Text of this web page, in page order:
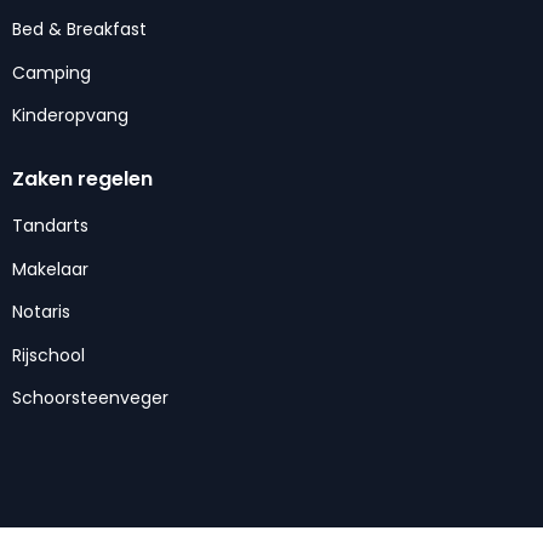
Bed & Breakfast
Camping
Kinderopvang
Zaken regelen
Tandarts
Makelaar
Notaris
Rijschool
Schoorsteenveger